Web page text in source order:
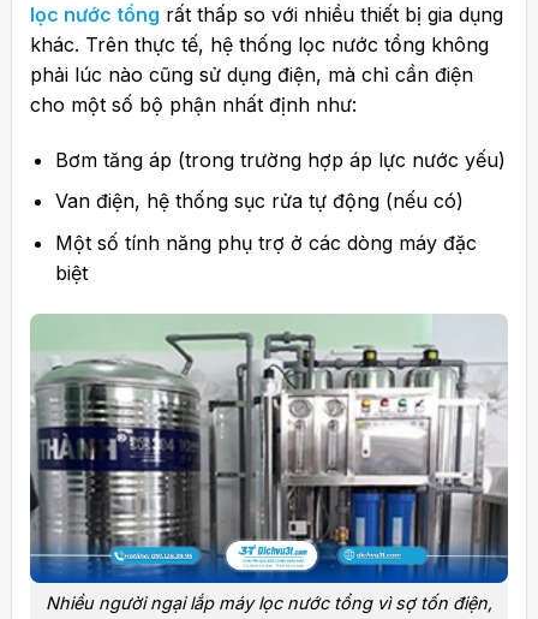
lọc nước tổng rất thấp so với nhiều thiết bị gia dụng
khác. Trên thực tế, hệ thống lọc nước tổng không
phải lúc nào cũng sử dụng điện, mà chỉ cần điện
cho một số bộ phận nhất định như:
Bơm tăng áp (trong trường hợp áp lực nước yếu)
Van điện, hệ thống sục rửa tự động (nếu có)
Một số tính năng phụ trợ ở các dòng máy đặc
biệt
Nhiều người ngại lắp máy lọc nước tổng vì sợ tốn điện,